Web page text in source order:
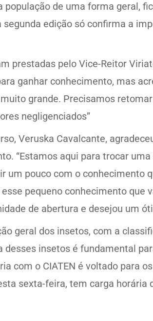
população de uma forma geral,
edição só confirma a
prestadas pelo Vice-Reitor
ganhar conhecimento, mas
grande. Precisamos
negligenciados”
Veruska Cavalcante,
“Estamos aqui para trocar
um pouco com o conhecimento
pequeno conhecimento que
de abertura e desejou um
geral dos insetos, com a
insetos é fundamental
com o CIATEN é voltado para
sexta-feira, tem carga